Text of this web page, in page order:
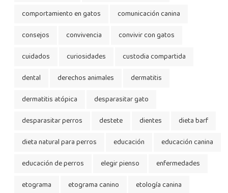
comportamiento en gatos
comunicación canina
consejos
convivencia
convivir con gatos
cuidados
curiosidades
custodia compartida
dental
derechos animales
dermatitis
dermatitis atópica
desparasitar gato
desparasitar perros
destete dientes
dieta barf
dieta natural para perros
educación
educación canina
educación de perros
elegir pienso
enfermedades
etograma
etograma canino
etología canina